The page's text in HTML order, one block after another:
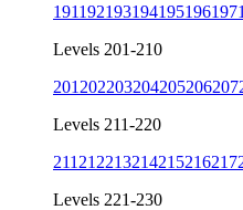
191192193194195196197
Levels 201-210
201 202203204205206207
Levels 211-220
211 212213214215216217
Levels 221-230